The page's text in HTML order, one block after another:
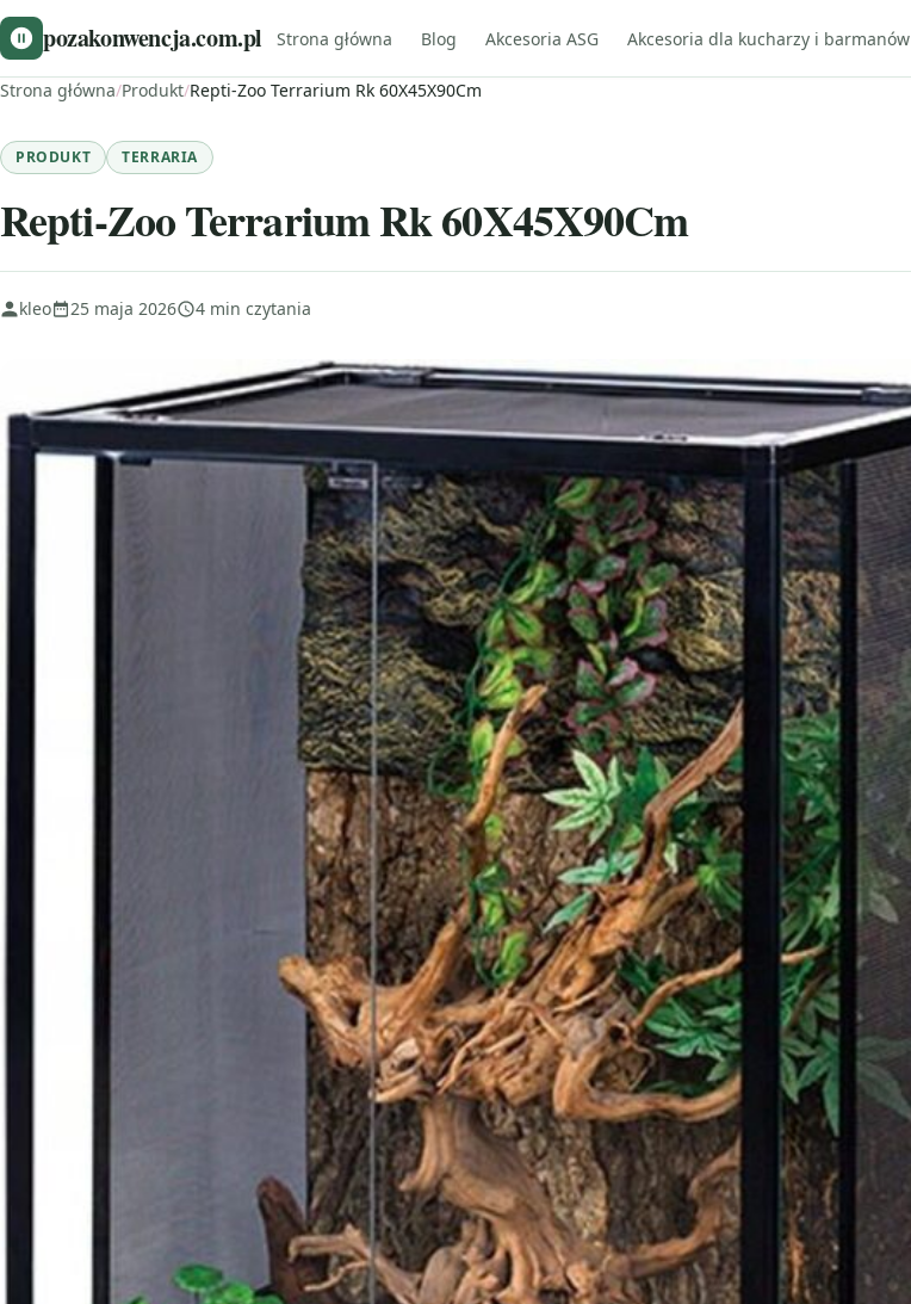
pozakonwencja.com.pl Strona główna Blog Akcesoria ASG Akcesoria dla kucharzy i barmanów
Strona główna/Produkt/Repti-Zoo Terrarium Rk 60X45X90Cm
PRODUKT TERRARIA
Repti-Zoo Terrarium Rk 60X45X90Cm
kleo 25 maja 2026 4 min czytania